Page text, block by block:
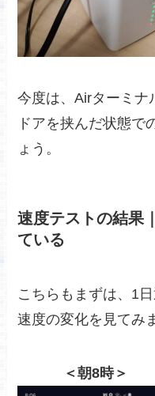
今度は、Airターミナ
ドアを挟んだ状態で
ょう。
速度テストの結果
ている
こちらもまずは、1
速度の変化を見てみ
＜朝8時＞